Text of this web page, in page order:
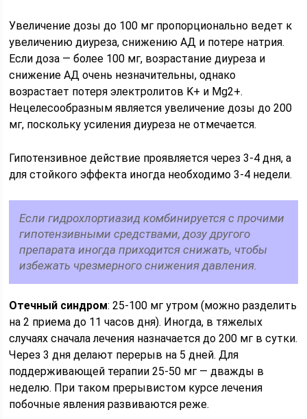
Увеличение дозы до 100 мг пропорционально ведет к
увеличению диуреза, снижению АД и потере натрия.
Если доза — более 100 мг, возрастание диуреза и
снижение АД очень незначительны, однако
возрастает потеря электролитов K+ и Mg2+.
Нецелесообразным является увеличение дозы до 200
мг, поскольку усиления диуреза не отмечается.
Гипотензивное действие проявляется через 3-4 дня, а
для стойкого эффекта иногда необходимо 3-4 недели.
Если гидрохлортиазид комбинируется с прочими
гипотензивными средствами, дозу другого
препарата иногда приходится снижать, чтобы
избежать чрезмерного снижения давления.
Отечный синдром: 25-100 мг утром (можно разделить
на 2 приема до 11 часов дня). Иногда, в тяжелых
случаях сначала лечения назначается до 200 мг в сутки.
Через 3 дня делают перерыв на 5 дней. Для
поддерживающей терапии 25-50 мг — дважды в
неделю. При таком прерывистом курсе лечения
побочные явления развиваются реже.